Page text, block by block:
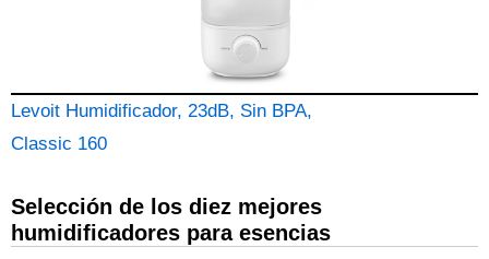
Levoit Humidificador, 23dB, Sin BPA,
Classic 160
Selección de los diez mejores
humidificadores para esencias